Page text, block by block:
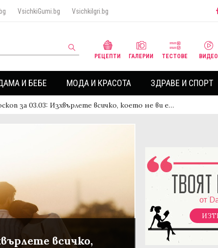
VsichkiGumi.bg VsichkiIgri.bg
РЕЦЕПТИ ГАЛЕРИИ ТЕСТОВЕ ВИДЕО
И БЕБЕ МОДА И КРАСОТА ЗДРАВЕ И СПОРТ
за 03.03: Изхвърлете всичко, което не ви е…
всичко,